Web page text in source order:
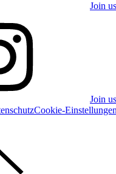
Join
Join
Cookie-